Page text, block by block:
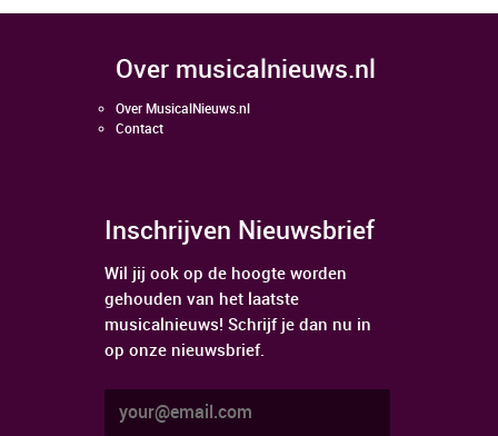
over musicalnieuws.nl
Over MusicalNieuws.nl
Contact
Inschrijven Nieuwsbrief
Wil jij ook op de hoogte worden
gehouden van het laatste
musicalnieuws! Schrijf je dan nu in
op onze nieuwsbrief.